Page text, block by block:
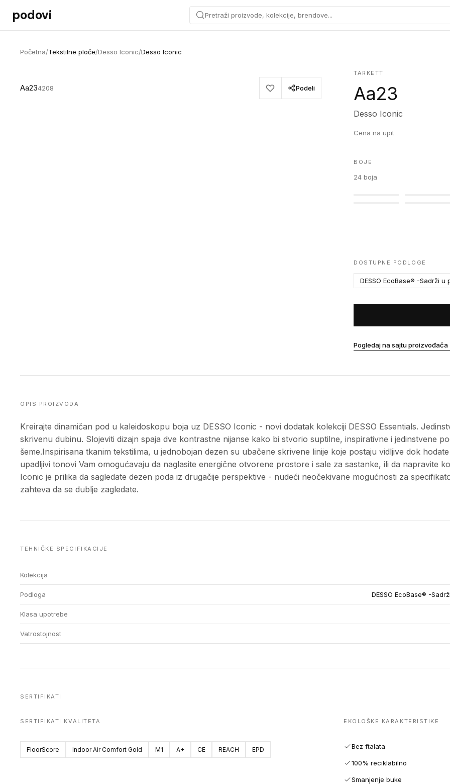
Preskoči na sadržaj
podovi Pretraži proizvode, kolekcije, brendove...
Početna/Tekstilne ploče/Desso Iconic/Desso Iconic
Aa234208 Podeli
TARKETT
Aa23
Desso Iconic
Cena na upit
BOJE
24 boja
DOSTUPNE PODLOGE
DESSO EcoBase® -Sadrži
Pogledaj na sajtu proizvođača
OPIS PROIZVODA
Kreirajte dinamičan pod u kaleidoskopu boja uz DESSO Iconic - novi dodatak kolekciji DESSO Essentials.
skrivenu dubinu. Slojeviti dizajn spaja dve kontrastne nijanse kako bi stvorio suptilne, inspirativne i jedinstvene
šeme.Inspirisana tkanim tekstilima, u jednobojan dezen su ubačene skrivene linije koje postaju vidljive dok
upadljivi tonovi Vam omogućavaju da naglasite energične otvorene prostore i sale za sastanke, ili da napravite
Iconic je prilika da sagledate dezen poda iz drugačije perspektive - nudeći neočekivane mogućnosti za
zahteva da se dublje zagledate.
TEHNIČKE SPECIFIKACIJE
Kolekcija
Podloga DESSO EcoBase® -
Klasa upotrebe
Vatrostojnost
SERTIFIKATI
SERTIFIKATI KVALITETA
FloorScore Indoor Air Comfort Gold M1 A+ CE REACH EPD
EKOLOŠKE KARAKTERISTIKE
Bez ftalata
100% reciklabilno
Smanjenje buke